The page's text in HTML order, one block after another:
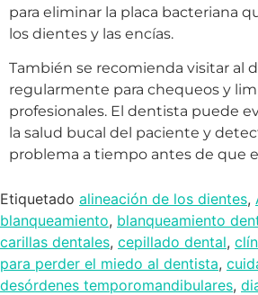
para eliminar la placa bacteriana
los dientes y las encías.
También se recomienda visitar al
regularmente para chequeos y
profesionales. El dentista puede
la salud bucal del paciente y
problema a tiempo antes de que
Etiquetado alineación de los dientes,
blanqueamiento, blanqueamiento
carillas dentales, cepillado dental,
para perder el miedo al dentista,
desórdenes temporomandibulares,